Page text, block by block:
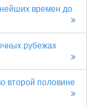
времен до
рубежах
второй половине